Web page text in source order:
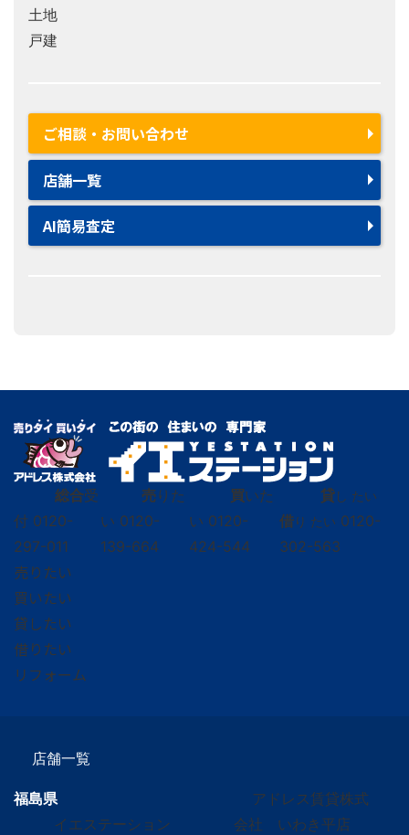
土地
戸建
ご相談・お問い合わせ
店舗一覧
AI簡易査定
総合受
付 0120-
297-011
売りた
い 0120-
139-664
買いた
い 0120-
424-544
貸し たい
借り たい 0120-
302-563
売りたい
買いたい
貸したい
借りたい
リフォーム
店舗一覧
福島県
イエステーション
アドレス賃貸株式
会社 いわき平店